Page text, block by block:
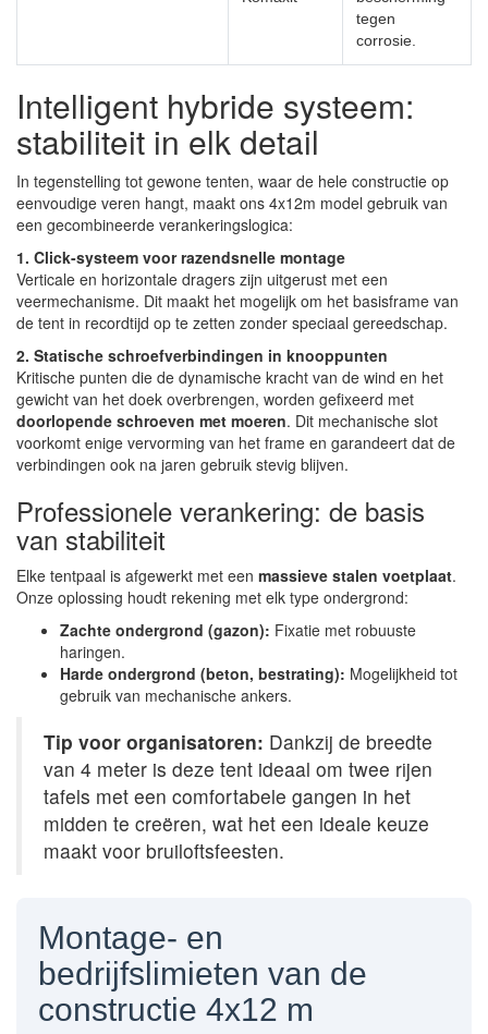
tegen
corrosie.
Intelligent hybride systeem:
stabiliteit in elk detail
In tegenstelling tot gewone tenten, waar de hele constructie op
eenvoudige veren hangt, maakt ons 4x12m model gebruik van
een gecombineerde verankeringslogica:
1. Click-systeem voor razendsnelle montage
Verticale en horizontale dragers zijn uitgerust met een
veermechanisme. Dit maakt het mogelijk om het basisframe van
de tent in recordtijd op te zetten zonder speciaal gereedschap.
2. Statische schroefverbindingen in knooppunten
Kritische punten die de dynamische kracht van de wind en het
gewicht van het doek overbrengen, worden gefixeerd met
doorlopende schroeven met moeren. Dit mechanische slot
voorkomt enige vervorming van het frame en garandeert dat de
verbindingen ook na jaren gebruik stevig blijven.
Professionele verankering: de basis
van stabiliteit
Elke tentpaal is afgewerkt met een massieve stalen voetplaat.
Onze oplossing houdt rekening met elk type ondergrond:
Zachte ondergrond (gazon): Fixatie met robuuste
haringen.
Harde ondergrond (beton, bestrating): Mogelijkheid tot
gebruik van mechanische ankers.
Tip voor organisatoren: Dankzij de breedte
van 4 meter is deze tent ideaal om twee rijen
tafels met een comfortabele gangen in het
midden te creëren, wat het een ideale keuze
maakt voor bruiloftsfeesten.
Montage- en
bedrijfslimieten van de
constructie 4x12 m